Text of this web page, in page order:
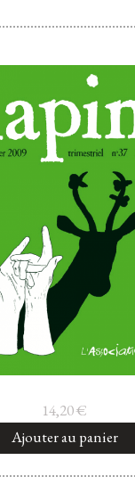
14,20€
Ajouter au panier